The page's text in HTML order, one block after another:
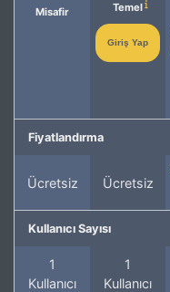
Misafir Temel
Giriş Yap
Fiyatlandırma
Ücretsiz Ücretsiz
Kullanıcı Sayısı
1
Kullanıcı
1
Kullanıcı